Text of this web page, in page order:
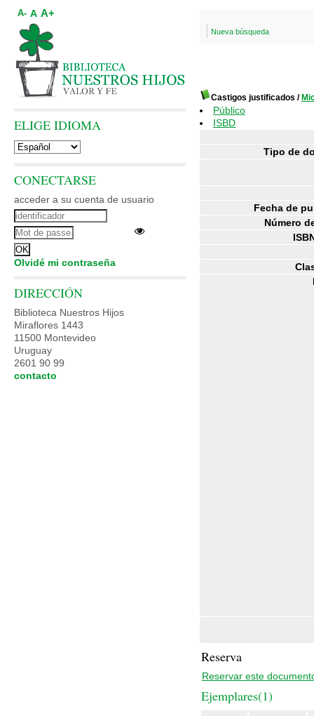
Nueva búsqueda
Castigos justificados /
Público
ISBD
Tipo de
Fecha de
Número
Reserva
Reservar este
Ejemplares(1)
A- A A+
ELIGE IDIOMA
CONECTARSE
acceder a su cuenta de usuario
Olvidé mi contraseña
DIRECCIÓN
Biblioteca Nuestros Hijos
Miraflores 1443
11500 Montevideo
Uruguay
2601 90 99
contacto